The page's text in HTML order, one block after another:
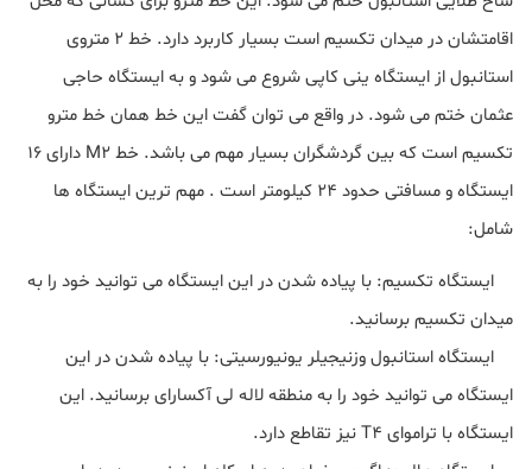
اقامتشان در میدان تکسیم است بسیار کاربرد دارد. خط ۲ متروی
استانبول از ایستگاه ینی کاپی شروع می شود و به ایستگاه حاجی
عثمان ختم می شود. در واقع می توان گفت این خط همان خط مترو
تکسیم است که بین گردشگران بسیار مهم می باشد. خط M2 دارای ۱۶
ایستگاه و مسافتی حدود ۲۴ کیلومتر است . مهم ترین ایستگاه ها
شامل:
ایستگاه تکسیم: با پیاده شدن در این ایستگاه می توانید خود را به
میدان تکسیم برسانید.
ایستگاه استانبول وزنیجیلر یونیورسیتی: با پیاده شدن در این
ایستگاه می توانید خود را به منطقه لاله لی آکسارای برسانید. این
ایستگاه با تراموای T4 نیز تقاطع دارد.